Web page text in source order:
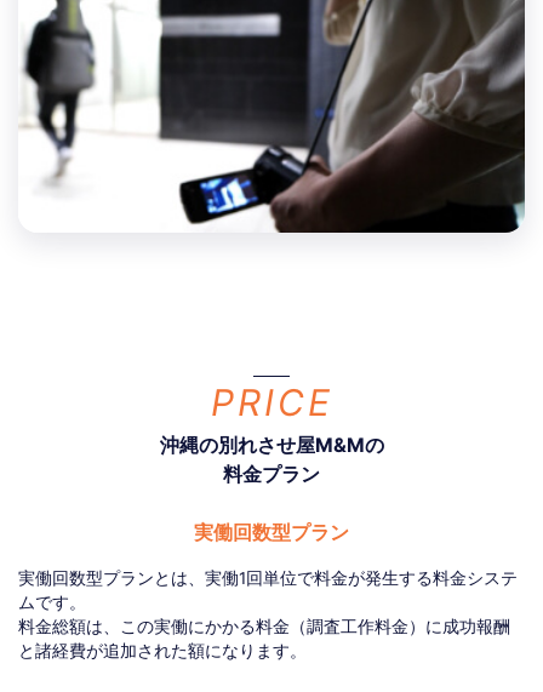
PRICE
沖縄の別れさせ屋M&Mの
料金プラン
実働回数型プラン
実働回数型プランとは、実働1回単位で料金が発生する料金システ
ムです。
料金総額は、この実働にかかる料金（調査工作料金）に成功報酬
と諸経費が追加された額になります。